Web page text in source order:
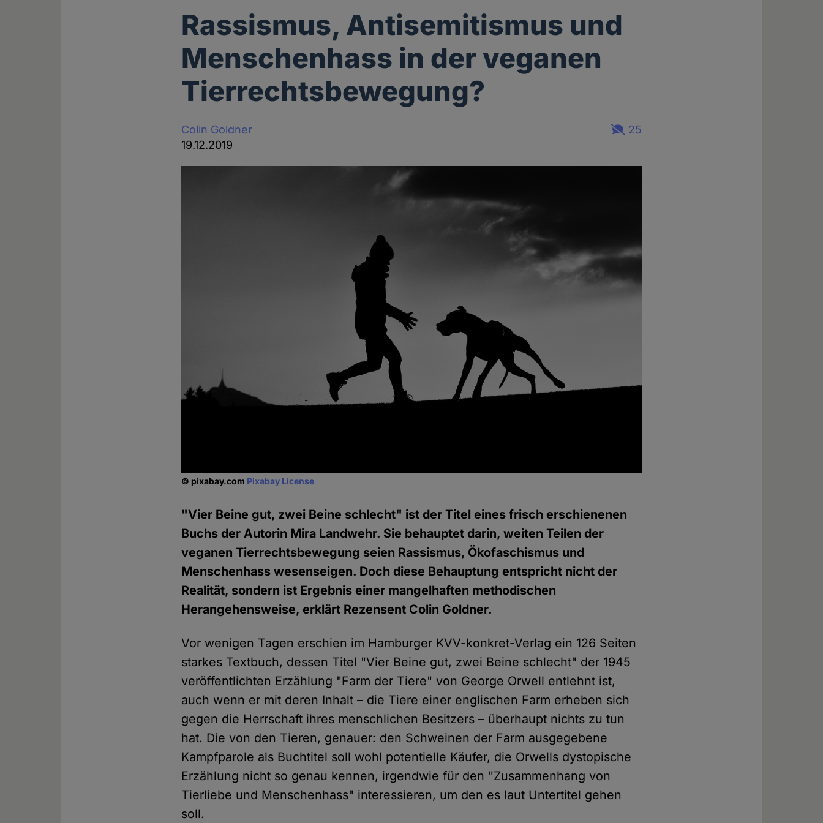
Rassismus, Antisemitismus und
Menschenhass in der veganen
Tierrechtsbewegung?
Colin Goldner
19.12.2019
25
© pixabay.com Pixabay License
"Vier Beine gut, zwei Beine schlecht" ist der Titel eines frisch erschienenen
Buchs der Autorin Mira Landwehr. Sie behauptet darin, weiten Teilen der
veganen Tierrechtsbewegung seien Rassismus, Ökofaschismus und
Menschenhass wesenseigen. Doch diese Behauptung entspricht nicht der
Realität, sondern ist Ergebnis einer mangelhaften methodischen
Herangehensweise, erklärt Rezensent Colin Goldner.
Vor wenigen Tagen erschien im Hamburger KVV-konkret-Verlag ein 126 Seiten
starkes Textbuch, dessen Titel "Vier Beine gut, zwei Beine schlecht" der 1945
veröffentlichten Erzählung "Farm der Tiere" von George Orwell entlehnt ist,
auch wenn er mit deren Inhalt – die Tiere einer englischen Farm erheben sich
gegen die Herrschaft ihres menschlichen Besitzers – überhaupt nichts zu tun
hat. Die von den Tieren, genauer: den Schweinen der Farm ausgegebene
Kampfparole als Buchtitel soll wohl potentielle Käufer, die Orwells dystopische
Erzählung nicht so genau kennen, irgendwie für den "Zusammenhang von
Tierliebe und Menschenhass" interessieren, um den es laut Untertitel gehen
soll.